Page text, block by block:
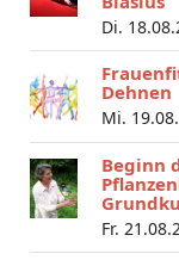
Di.
Dehnen
Mi.
Beginn
Fr.